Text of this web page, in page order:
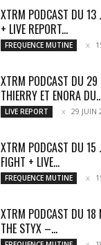
XTRM PODCAST DU
+ LIVE REPORT...
FREQUENCE MUTINE
XTRM PODCAST DU
THIERRY ET ENORA
LIVE REPORT 29 JUIN
XTRM PODCAST DU 15
FIGHT + LIVE...
FREQUENCE MUTINE
XTRM PODCAST DU 18
THE STYX –...